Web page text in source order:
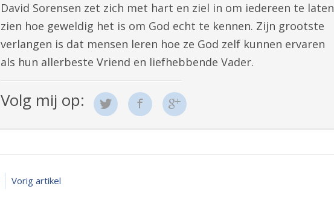
David Sorensen zet zich met hart en ziel in om iedereen te laten
zien hoe geweldig het is om God echt te kennen. Zijn grootste
verlangen is dat mensen leren hoe ze God zelf kunnen ervaren
als hun allerbeste Vriend en liefhebbende Vader.
Volg mij op:
Vorig artikel